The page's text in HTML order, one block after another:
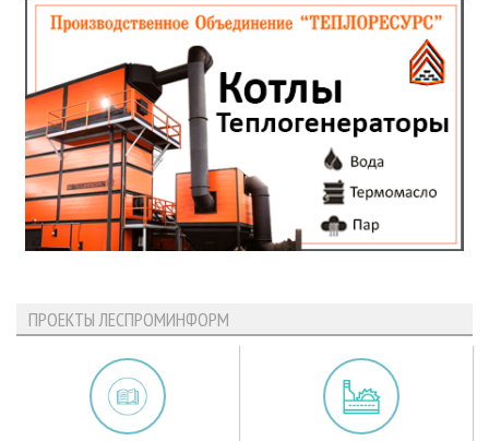
ПРОЕКТЫ ЛЕСПРОМИНФОРМ